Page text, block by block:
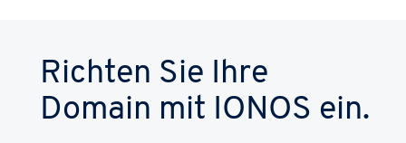
Richten Sie Ihre
Domain mit IONOS ein.